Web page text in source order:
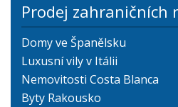
Prodej zahraničních
Domy ve Španělsku
Luxusní vily v Itálii
Nemovitosti Costa Blanca
Byty Rakousko